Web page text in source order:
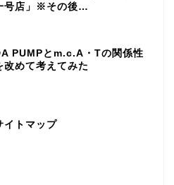
号店」※その後…
PUMPとm.c.A・Tの関係性
改めて考えてみた
イトマップ